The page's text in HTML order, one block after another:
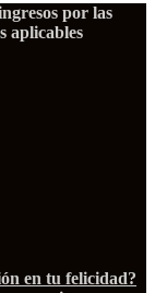
por las
aplicables
en tu felicidad?